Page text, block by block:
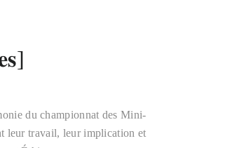
du championnat des Mini-
leur travail, leur implication et